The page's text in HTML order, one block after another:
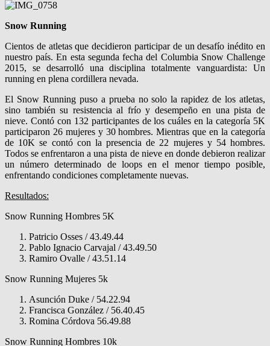
Snow Running
Cientos de atletas que decidieron participar de un desafío inédito en
nuestro país. En esta segunda fecha del Columbia Snow Challenge
2015, se desarrolló una disciplina totalmente vanguardista: Un
running en plena cordillera nevada.
El Snow Running puso a prueba no solo la rapidez de los atletas,
sino también su resistencia al frío y desempeño en una pista de
nieve. Contó con 132 participantes de los cuáles en la categoría 5K
participaron 26 mujeres y 30 hombres. Mientras que en la categoría
de 10K se contó con la presencia de 22 mujeres y 54 hombres.
Todos se enfrentaron a una pista de nieve en donde debieron realizar
un número determinado de loops en el menor tiempo posible,
enfrentando condiciones completamente nuevas.
Resultados:
Snow Running Hombres 5K
Patricio Osses / 43.49.44
Pablo Ignacio Carvajal / 43.49.50
Ramiro Ovalle / 43.51.14
Snow Running Mujeres 5k
Asunción Duke / 54.22.94
Francisca González / 56.40.45
Romina Córdova 56.49.88
Snow Running Hombres 10k